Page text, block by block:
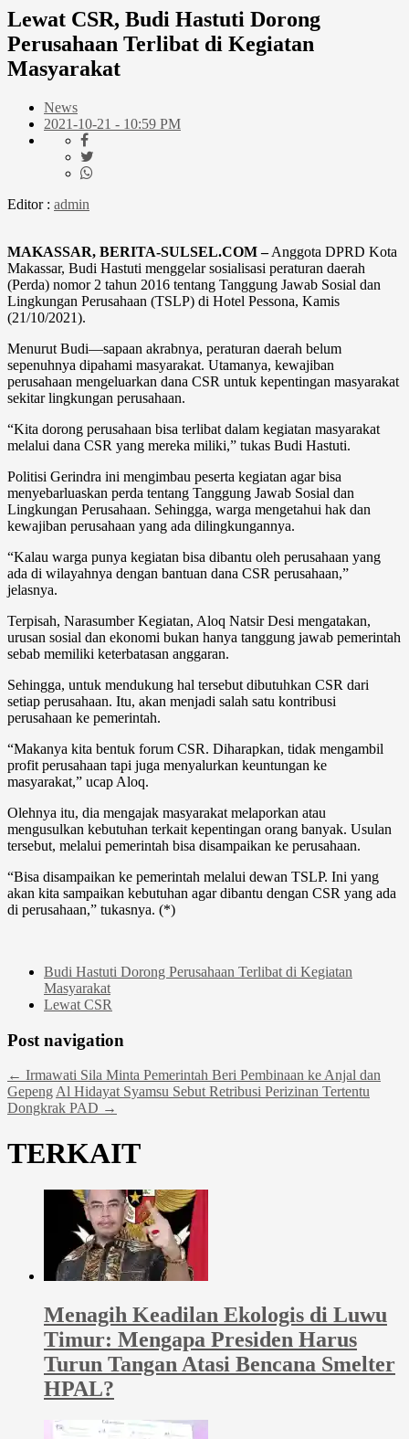
Lewat CSR, Budi Hastuti Dorong
Perusahaan Terlibat di Kegiatan
Masyarakat
News
2021-10-21 - 10:59 PM
Editor : admin
MAKASSAR, BERITA-SULSEL.COM –Anggota DPRD Kota
Makassar, Budi Hastuti menggelar sosialisasi peraturan daerah
(Perda) nomor 2 tahun 2016 tentang Tanggung Jawab Sosial dan
Lingkungan Perusahaan (TSLP) di Hotel Pessona, Kamis
(21/10/2021).
Menurut Budi—sapaan akrabnya, peraturan daerah belum
sepenuhnya dipahami masyarakat. Utamanya, kewajiban
perusahaan mengeluarkan dana CSR untuk kepentingan masyarakat
sekitar lingkungan perusahaan.
“Kita dorong perusahaan bisa terlibat dalam kegiatan masyarakat
melalui dana CSR yang mereka miliki,” tukas Budi Hastuti.
Politisi Gerindra ini mengimbau peserta kegiatan agar bisa
menyebarluaskan perda tentang Tanggung Jawab Sosial dan
Lingkungan Perusahaan. Sehingga, warga mengetahui hak dan
kewajiban perusahaan yang ada dilingkungannya.
“Kalau warga punya kegiatan bisa dibantu oleh perusahaan yang
ada di wilayahnya dengan bantuan dana CSR perusahaan,”
jelasnya.
Terpisah, Narasumber Kegiatan, Aloq Natsir Desi mengatakan,
urusan sosial dan ekonomi bukan hanya tanggung jawab pemerintah
sebab memiliki keterbatasan anggaran.
Sehingga, untuk mendukung hal tersebut dibutuhkan CSR dari
setiap perusahaan. Itu, akan menjadi salah satu kontribusi
perusahaan ke pemerintah.
“Makanya kita bentuk forum CSR. Diharapkan, tidak mengambil
profit perusahaan tapi juga menyalurkan keuntungan ke
masyarakat,” ucap Aloq.
Olehnya itu, dia mengajak masyarakat melaporkan atau
mengusulkan kebutuhan terkait kepentingan orang banyak. Usulan
tersebut, melalui pemerintah bisa disampaikan ke perusahaan.
“Bisa disampaikan ke pemerintah melalui dewan TSLP. Ini yang
akan kita sampaikan kebutuhan agar dibantu dengan CSR yang ada
di perusahaan,” tukasnya. (*)
Budi Hastuti Dorong Perusahaan Terlibat di Kegiatan
Masyarakat
Lewat CSR
Post navigation
← Irmawati Sila Minta Pemerintah Beri Pembinaan ke Anjal dan
Gepeng Al Hidayat Syamsu Sebut Retribusi Perizinan Tertentu
Dongkrak PAD →
TERKAIT
Menagih Keadilan Ekologis di Luwu
Timur: Mengapa Presiden Harus
Turun Tangan Atasi Bencana Smelter
HPAL?